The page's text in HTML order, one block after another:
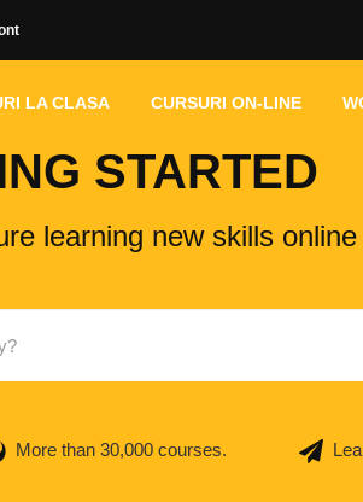
LA CLASA CURSURI ON-LINE
STARTED
learning new skills online
More than 30,000 courses.